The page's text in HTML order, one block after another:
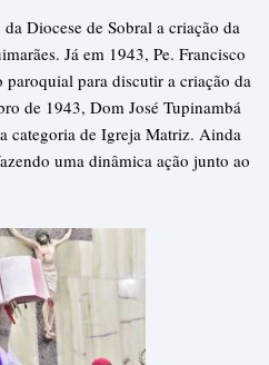
Diocese de Sobral a criação da
Já em 1943, Pe. Francisco
para discutir a criação da
de 1943, Dom José Tupinambá
categoria de Igreja Matriz. Ainda
uma dinâmica ação junto ao